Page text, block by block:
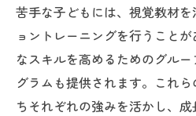
苦手な子どもには、視覚教材
ョントレーニングを行うこと
なスキルを高めるためのグル
グラムも提供されます。これ
ちそれぞれの強みを活かし、